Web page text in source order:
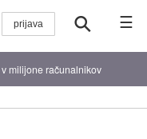
☰
milijone računalnikov